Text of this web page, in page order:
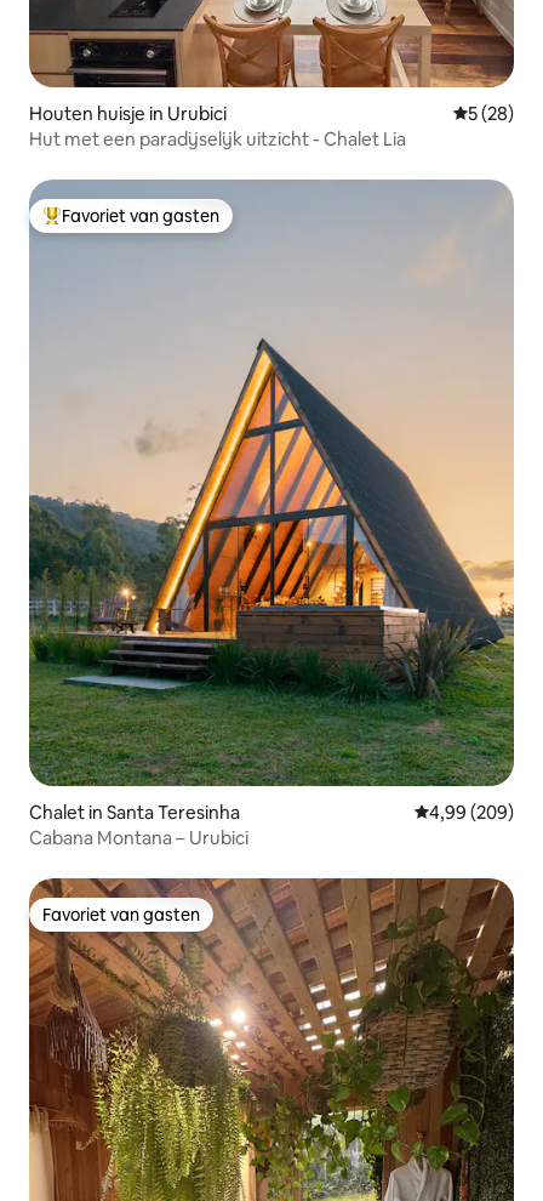
Houten huisje in Urubici
5 (28)
Hut met een paradijselijk uitzicht - Chalet Lia
Topfavoriet van gasten
Favoriet van gasten
Chalet in Santa Teresinha Gemiddelde
4,99 (209)
Cabana Montana – Urubici
Favoriet van gasten
Favoriet van gasten